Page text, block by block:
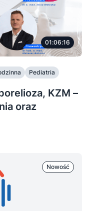
01:06:16
Pediatria
KZM –
oraz
Nowość